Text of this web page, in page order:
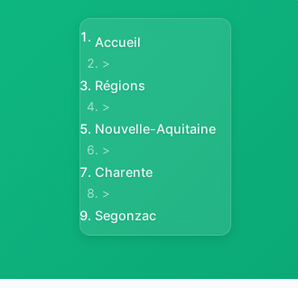
Accueil
>
Régions
>
Nouvelle-Aquitaine
>
Charente
>
Segonzac